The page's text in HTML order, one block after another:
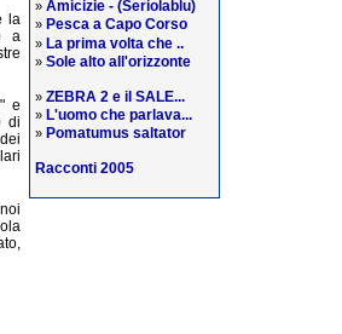
la
a
e
di
» Amicizie - (Seriolablu)
» Pesca a Capo Corso
» La prima volta che ..
» Sole alto all'orizzonte
» ZEBRA 2 e il SALE...
» L'uomo che parlava...
» Pomatumus saltator
Racconti 2005